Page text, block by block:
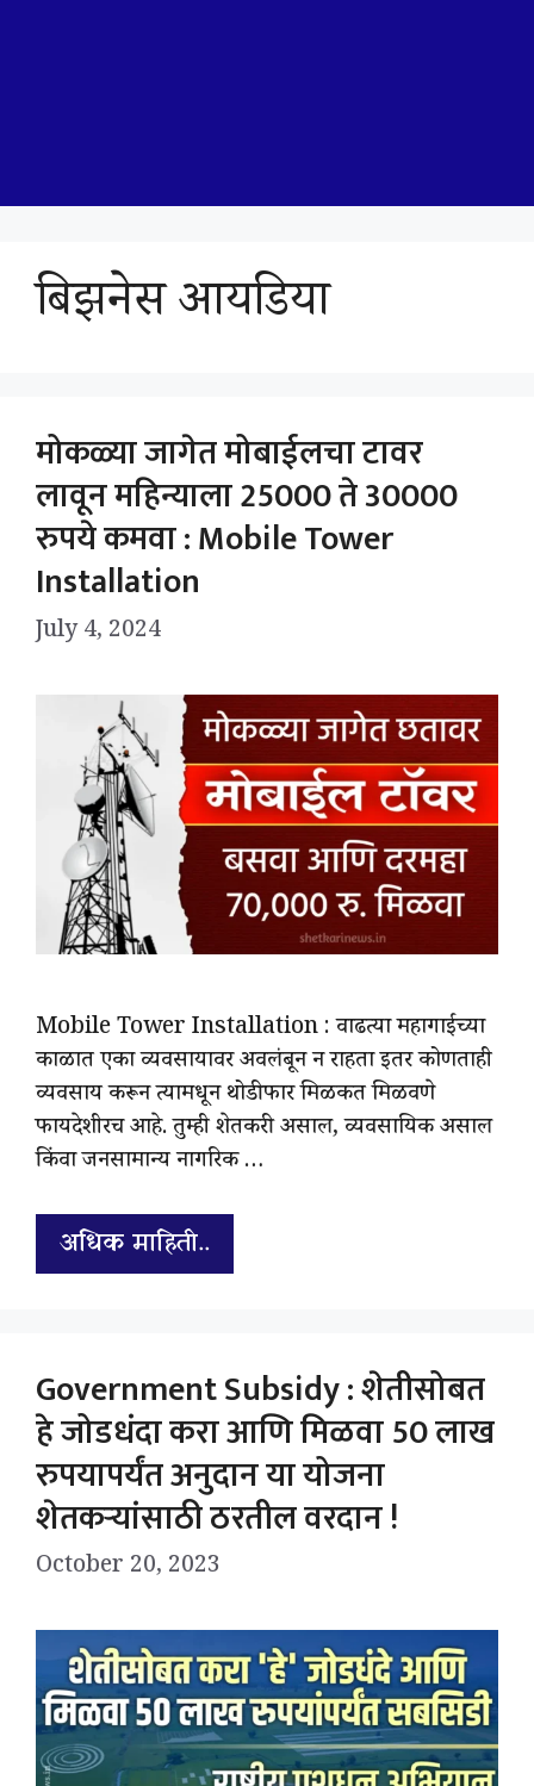
बिझनेस आयडिया
मोकळ्या जागेत मोबाईलचा टावर
लावून महिन्याला 25000 ते 30000
रुपये कमवा : Mobile Tower
Installation
July 4, 2024
Mobile Tower Installation : वाढत्या महागाईच्या
काळात एका व्यवसायावर अवलंबून न राहता इतर कोणताही
व्यवसाय करून त्यामधून थोडीफार मिळकत मिळवणे
फायदेशीरच आहे. तुम्ही शेतकरी असाल, व्यवसायिक असाल
किंवा जनसामान्य नागरिक …
अधिक माहिती..
Government Subsidy : शेतीसोबत
हे जोडधंदा करा आणि मिळवा 50 लाख
रुपयापर्यंत अनुदान या योजना
शेतकऱ्यांसाठी ठरतील वरदान !
October 20, 2023